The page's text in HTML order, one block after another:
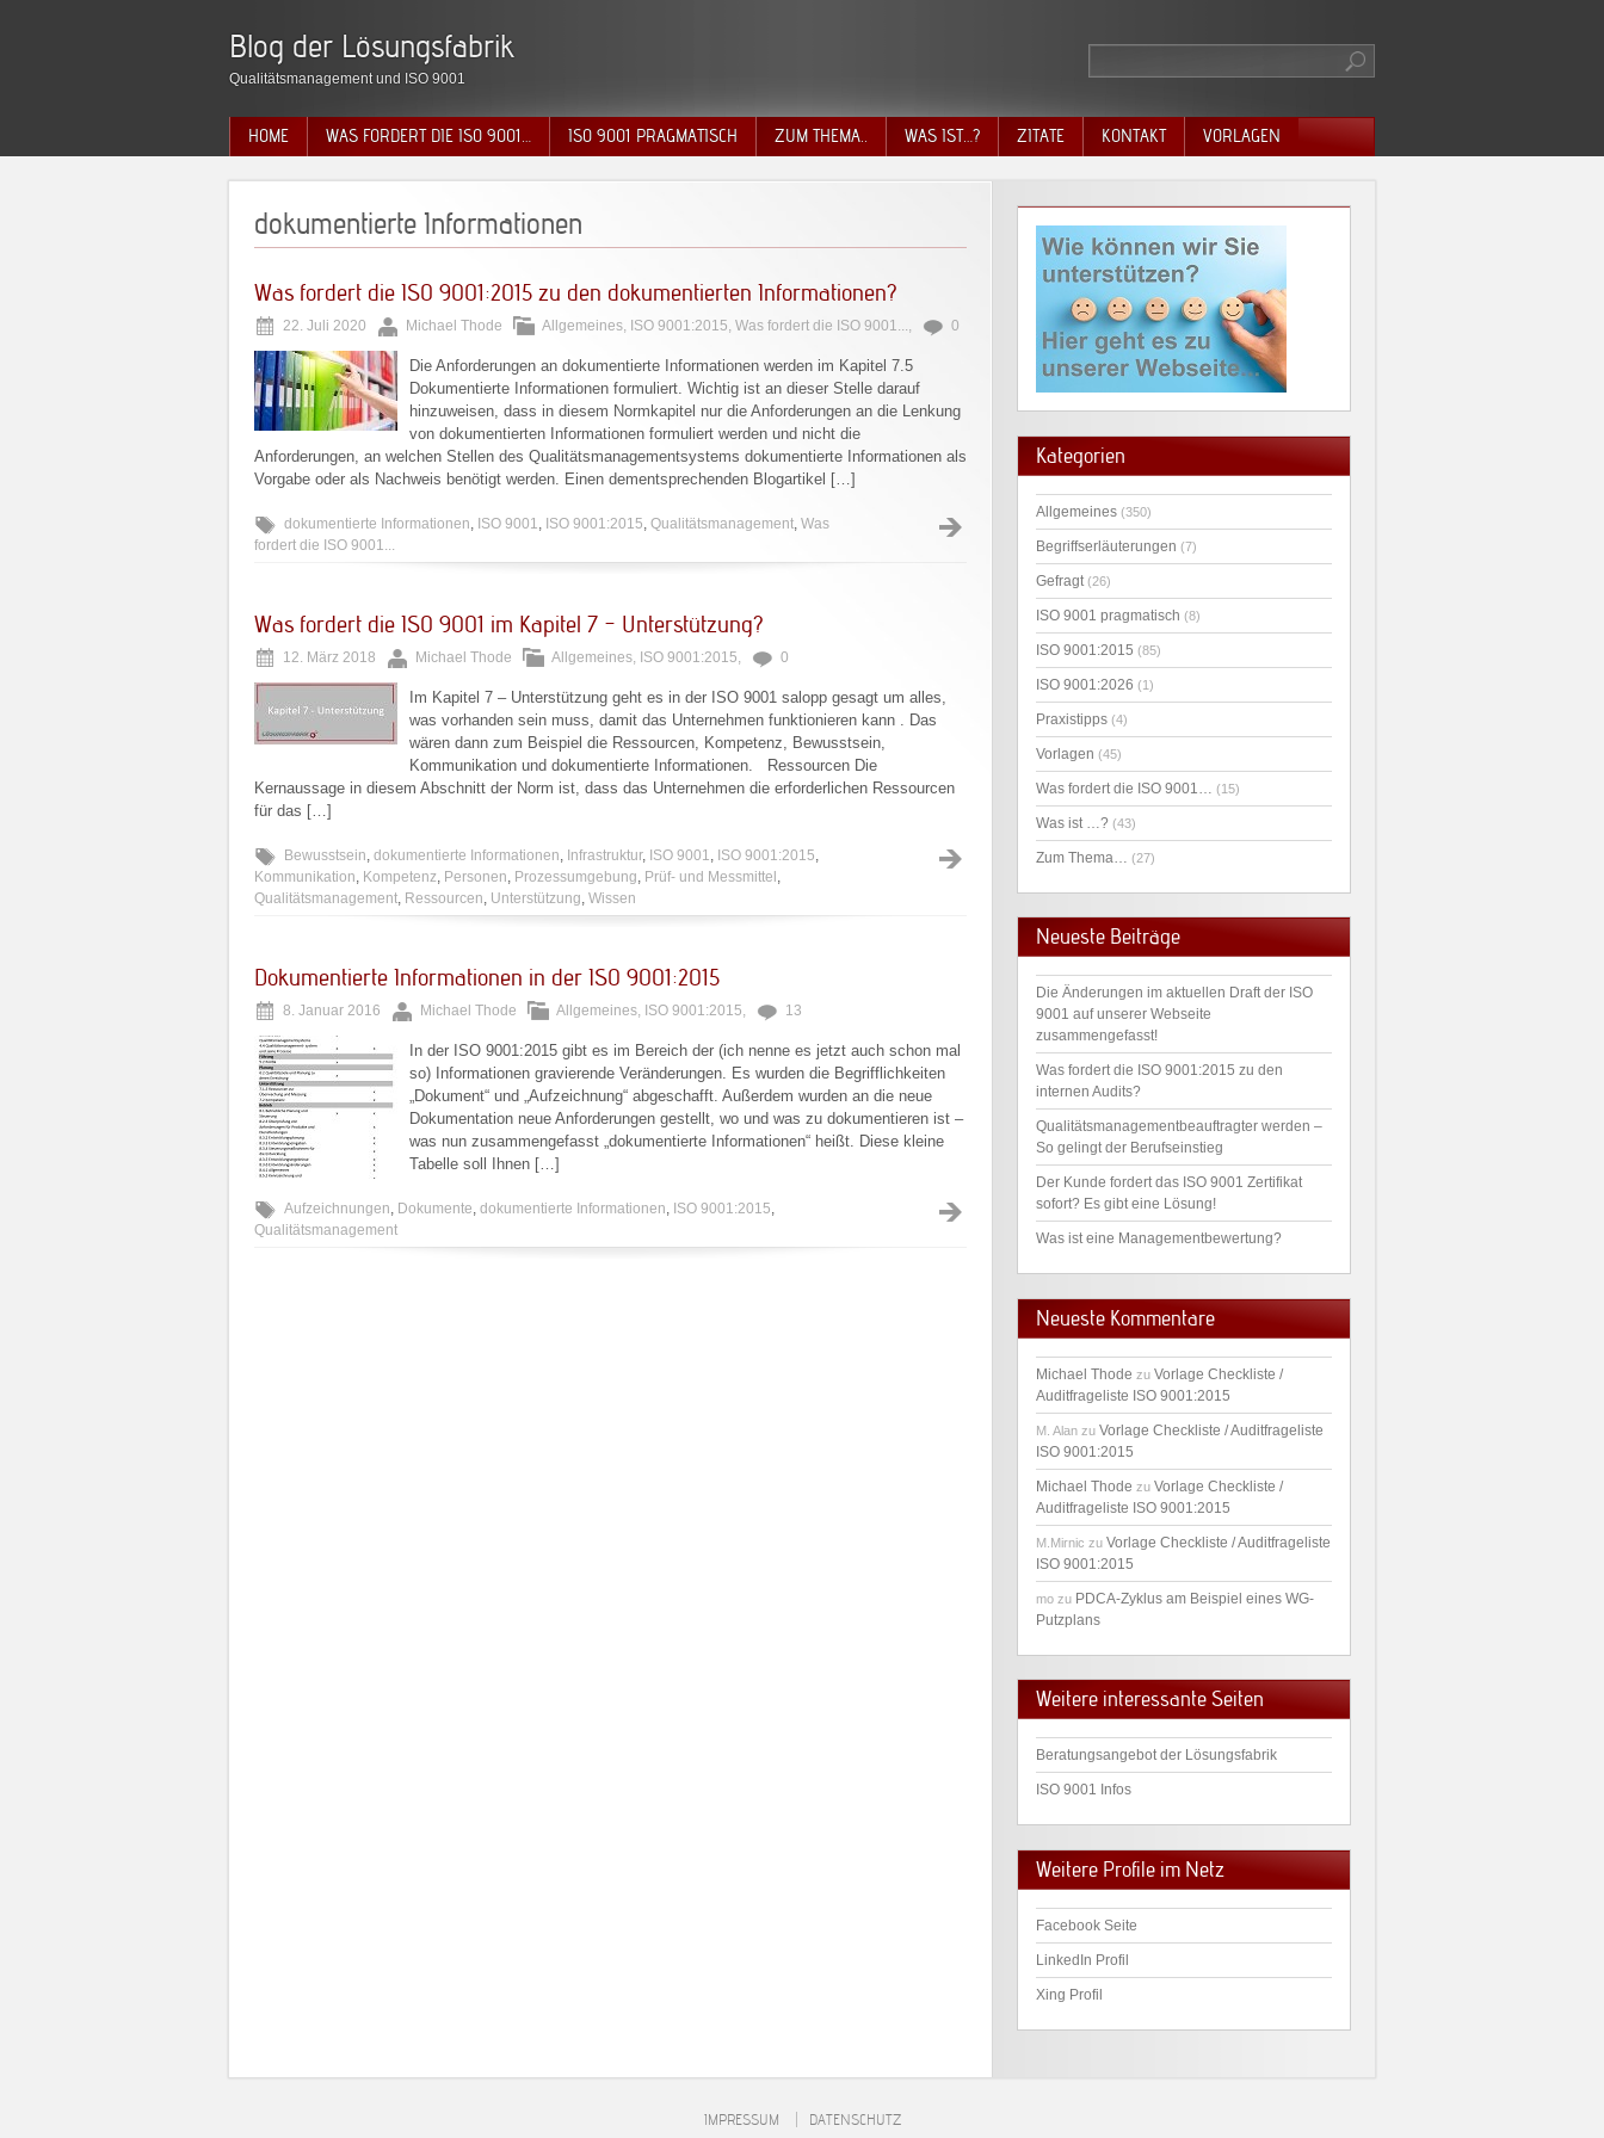
Blog der Lösungsfabrik
Qualitätsmanagement und ISO 9001
HOME WAS FORDERT DIE ISO 9001… ISO 9001 PRAGMATISCH ZUM THEMA.. WAS IST…? ZITATE KONTAKT VORLAGEN
dokumentierte Informationen
Was fordert die ISO 9001:2015 zu den dokumentierten Informationen?
22. Juli 2020 Michael Thode Allgemeines, ISO 9001:2015, Was fordert die ISO 9001..., 0
Die Anforderungen an dokumentierte Informationen werden im Kapitel 7.5
Dokumentierte Informationen formuliert. Wichtig ist an dieser Stelle darauf
hinzuweisen, dass in diesem Normkapitel nur die Anforderungen an die Lenkung
von dokumentierten Informationen formuliert werden und nicht die
Anforderungen, an welchen Stellen des Qualitätsmanagementsystems dokumentierte Informationen als
Vorgabe oder als Nachweis benötigt werden. Einen dementsprechenden Blogartikel […]
dokumentierte Informationen, ISO 9001, ISO 9001:2015, Qualitätsmanagement, Was
fordert die ISO 9001...
Was fordert die ISO 9001 im Kapitel 7 – Unterstützung?
12. März 2018 Michael Thode Allgemeines, ISO 9001:2015, 0
Im Kapitel 7 – Unterstützung geht es in der ISO 9001 salopp gesagt um alles,
was vorhanden sein muss, damit das Unternehmen funktionieren kann . Das
wären dann zum Beispiel die Ressourcen, Kompetenz, Bewusstsein,
Kommunikation und dokumentierte Informationen. Ressourcen Die
Kernaussage in diesem Abschnitt der Norm ist, dass das Unternehmen die erforderlichen Ressourcen
für das […]
Bewusstsein, dokumentierte Informationen, Infrastruktur, ISO 9001, ISO 9001:2015,
Kommunikation, Kompetenz, Personen, Prozessumgebung, Prüf- und Messmittel ,
Qualitätsmanagement, Ressourcen, Unterstützung, Wissen
Dokumentierte Informationen in der ISO 9001:2015
8. Januar 2016 Michael Thode Allgemeines, ISO 9001:2015, 13
In der ISO 9001:2015 gibt es im Bereich der (ich nenne es jetzt auch schon mal
so) Informationen gravierende Veränderungen. Es wurden die Begrifflichkeiten
„Dokument“ und „Aufzeichnung“ abgeschafft. Außerdem wurden an die neue
Dokumentation neue Anforderungen gestellt, wo und was zu dokumentieren ist –
was nun zusammengefasst „dokumentierte Informationen“ heißt. Diese kleine
Tabelle soll Ihnen […]
Aufzeichnungen, Dokumente, dokumentierte Informationen, ISO 9001:2015,
Qualitätsmanagement
Kategorien
Allgemeines (350)
Begriffserläuterungen (7)
Gefragt (26)
ISO 9001 pragmatisch (8)
ISO 9001:2015 (85)
ISO 9001:2026 (1)
Praxistipps (4)
Vorlagen (45)
Was fordert die ISO 9001… (15)
Was ist …? (43)
Zum Thema… (27)
Neueste Beiträge
Die Änderungen im aktuellen Draft der ISO
9001 auf unserer Webseite
zusammengefasst!
Was fordert die ISO 9001:2015 zu den
internen Audits?
Qualitätsmanagementbeauftragter werden –
So gelingt der Berufseinstieg
Der Kunde fordert das ISO 9001 Zertifikat
sofort? Es gibt eine Lösung!
Was ist eine Managementbewertung?
Neueste Kommentare
Michael Thode zu Vorlage Checkliste /
Auditfrageliste ISO 9001:2015
M. Alan zu Vorlage Checkliste / Auditfrageliste
ISO 9001:2015
Michael Thode zu Vorlage Checkliste /
Auditfrageliste ISO 9001:2015
M.Mirnic zu Vorlage Checkliste / Auditfrageliste
ISO 9001:2015
mo zu PDCA-Zyklus am Beispiel eines WG-
Putzplans
Weitere interessante Seiten
Beratungsangebot der Lösungsfabrik
ISO 9001 Infos
Weitere Profile im Netz
Facebook Seite
LinkedIn Profil
Xing Profil
IMPRESSUM DATENSCHUTZ